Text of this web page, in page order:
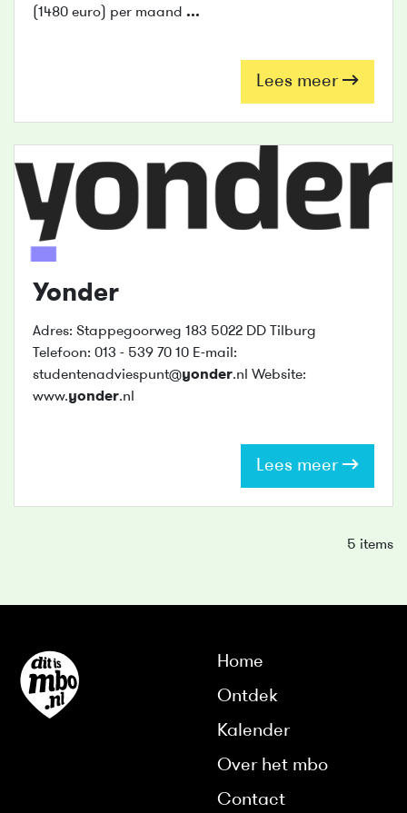
(1480 euro) per maand ...
Lees meer
Yonder
Adres: Stappegoorweg 183 5022 DD Tilburg
Telefoon: 013 - 539 70 10 E-mail:
studentenadviespunt@yonder.nl Website:
www.yonder.nl
Lees meer
5 items
Home
Ontdek
Kalender
Over het mbo
Contact